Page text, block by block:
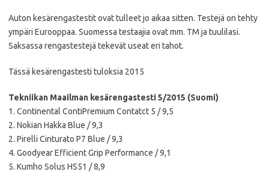
Auton kesärengastestit ovat tulleet jo aikaa sitten. Testejä on tehty
ympäri Eurooppaa. Suomessa testaajia ovat mm. TM ja tuulilasi.
Saksassa rengastestejä tekevät useat eri tahot.
Tässä kesärengastesti tuloksia 2015
Tekniikan Maailman kesärengastesti 5/2015 (Suomi)
1. Continental ContiPremium Contatct 5 / 9,5
2. Nokian Hakka Blue / 9,3
2. Pirelli Cinturato P7 Blue / 9,3
4. Goodyear Efficient Grip Performance / 9,1
5. Kumho Solus HS51 / 8,9